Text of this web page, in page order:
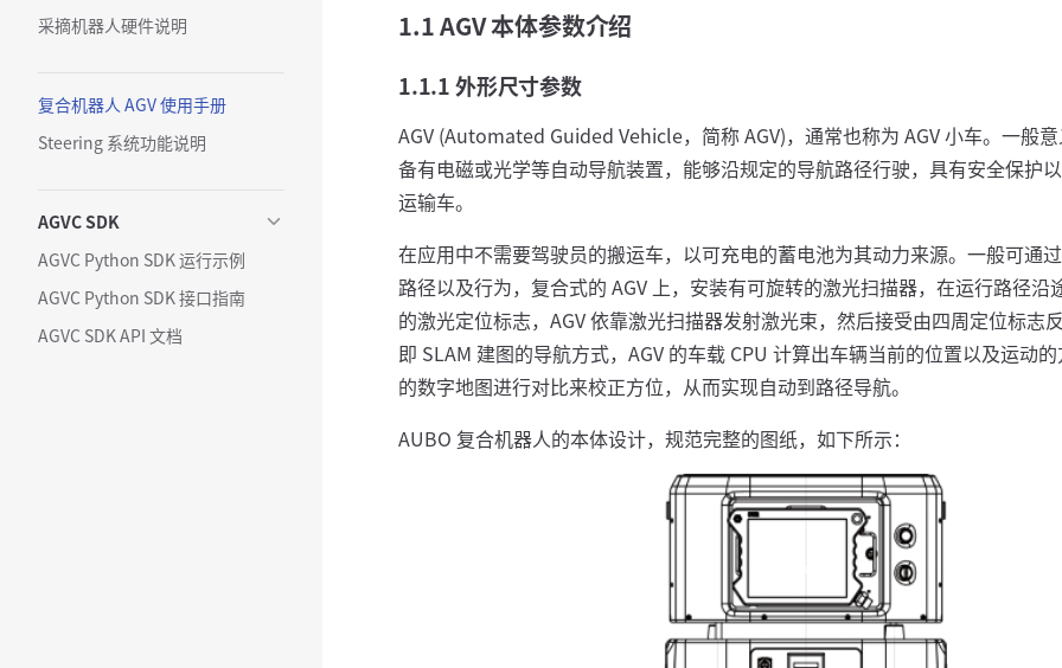
采摘机器人硬件说明
复合机器人 AGV 使用手册
Steering 系统功能说明
AGVC SDK
AGVC Python SDK 运行示例
AGVC Python SDK 接口指南
AGVC SDK API 文档
1.1 AGV 本体参数介绍
1.1.1 外形尺寸参数
AGV (Automated Guided Vehicle，简称 AGV)，通常也称为 AGV 小车。一般
备有电磁或光学等自动导航装置，能够沿规定的导航路径行驶，具有安全保护
运输车。
在应用中不需要驾驶员的搬运车，以可充电的蓄电池为其动力来源。一般可通
路径以及行为，复合式的 AGV 上，安装有可旋转的激光扫描器，在运行路径沿
的激光定位标志，AGV 依靠激光扫描器发射激光束，然后接受由四周定位标志
即 SLAM 建图的导航方式，AGV 的车载 CPU 计算出车辆当前的位置以及运动
的数字地图进行对比来校正方位，从而实现自动到路径导航。
AUBO 复合机器人的本体设计，规范完整的图纸，如下所示：